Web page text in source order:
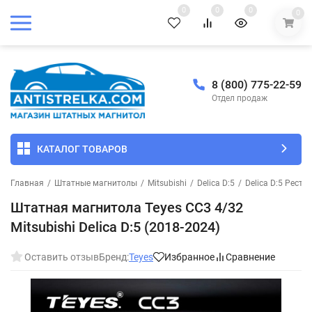
0 0 0 0
8 (800) 775-22-59
Отдел продаж
КАТАЛОГ ТОВАРОВ
Главная / Штатные магнитолы / Mitsubishi / Delica D:5 / Delica D:5
Штатная магнитола Teyes CC3 4/32
Mitsubishi Delica D:5 (2018-2024)
Оставить отзывБренд:Teyes Избранное Сравнение